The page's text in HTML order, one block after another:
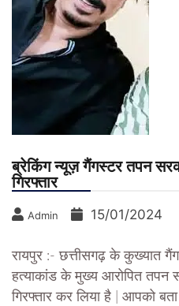
ब्रेकिंग न्यूज़ गैंगस्टर तपन
गिरफ्तार
Admin 15/01/2024
रायपुर :- छत्तीसगढ़ के कुख्यात
हत्याकांड के मुख्य आरोपित तपन
गिरफ्तार कर लिया है | आपको